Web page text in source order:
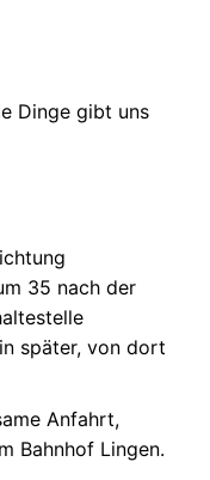
Dinge gibt uns
35 nach der
später, von dort
Anfahrt,
Bahnhof Lingen.